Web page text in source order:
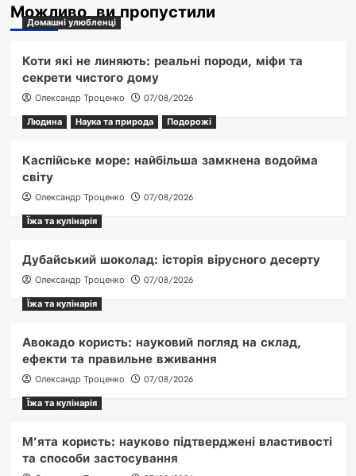
Можливо, ви пропустили
Домашні улюбленці
Коти які не линяють: реальні породи, міфи та
секрети чистого дому
Олександр Троценко
07/08/2026
Людина
Наука та природа Подорожі
Каспійське море: найбільша замкнена водойма
світу
Олександр Троценко
07/08/2026
Їжа та кулінарія
Дубайський шоколад: історія вірусного десерту
Олександр Троценко
07/08/2026
Їжа та кулінарія
Авокадо користь: науковий погляд на склад,
ефекти та правильне вживання
Олександр Троценко
07/08/2026
Їжа та кулінарія
М’ята користь: науково підтверджені властивості
та способи застосування